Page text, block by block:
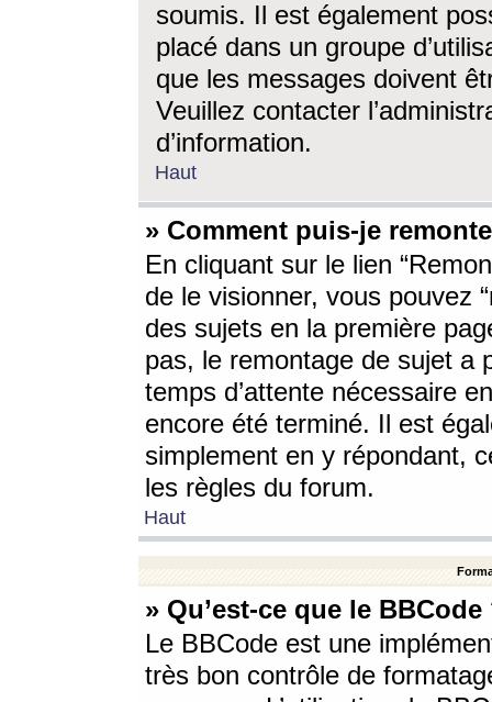
soumis. Il est également
placé dans un groupe
que les messages doivent
Veuillez contacter
d’information.
Haut
» Comment puis-je
En cliquant sur le lien
de le visionner, vous pouvez
des sujets en la première
pas, le remontage de sujet a
temps d’attente nécessaire
encore été terminé. Il est
simplement en y répondant,
les règles du forum.
Haut
» Qu’est-ce que le BBCode
Le BBCode est une
très bon contrôle de